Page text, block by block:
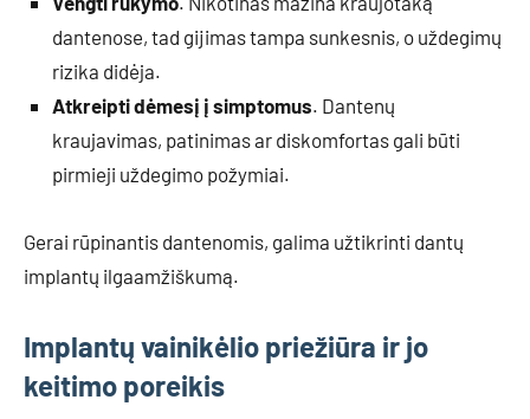
dantenose, tad gijimas tampa sunkesnis, o uždegimų
rizika didėja.
Atkreipti dėmesį į simptomus. Dantenų
kraujavimas, patinimas ar diskomfortas gali būti
pirmieji uždegimo požymiai.
Gerai rūpinantis dantenomis, galima užtikrinti dantų
implantų ilgaamžiškumą.
Implantų vainikėlio priežiūra ir jo
keitimo poreikis